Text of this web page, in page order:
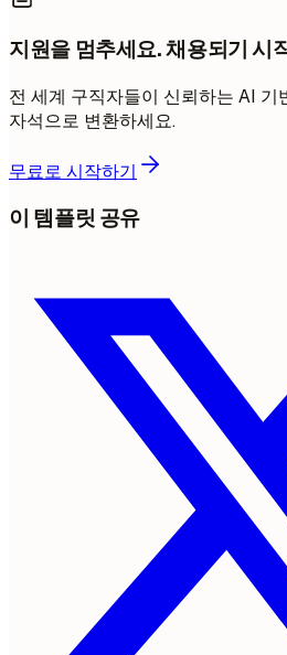
지원을 멈추세요. 채용되기 시
전 세계 구직자들이 신뢰하는 AI 기
자석으로 변환하세요.
무료로 시작하기
이 템플릿 공유